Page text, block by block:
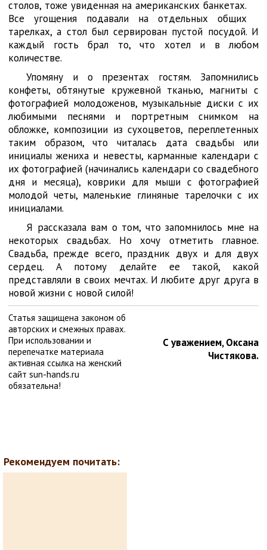
столов, тоже увиденная на американских банкетах.
Все угощения подавали на отдельных общих
тарелках, а стол был сервирован пустой посудой. И
каждый гость брал то, что хотел и в любом
количестве.
Упомяну и о презентах гостям. Запомнились
конфеты, обтянутые кружевной тканью, магниты с
фотографией молодоженов, музыкальные диски с их
любимыми песнями и портретным снимком на
обложке, композиции из сухоцветов, переплетенных
таким образом, что читалась дата свадьбы или
инициалы жениха и невесты, карманные календари с
их фотографией (начинались календари со свадебного
дня и месяца), коврики для мыши с фотографией
молодой четы, маленькие глиняные тарелочки с их
инициалами.
Я рассказала вам о том, что запомнилось мне на
некоторых свадьбах. Но хочу отметить главное.
Свадьба, прежде всего, праздник двух и для двух
сердец. А потому делайте ее такой, какой
представляли в своих мечтах. И любите друг друга в
новой жизни с новой силой!
Статья защищена законом об
авторских и смежных правах.
При использовании и
перепечатке материала
активная ссылка на женский
сайт sun-hands.ru
обязательна!
С уважением, Оксана
Чистякова.
Рекомендуем почитать: